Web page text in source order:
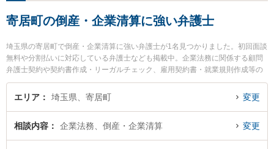
寄居町の倒産・企業清算に強い弁護士
埼玉県の寄居町で倒産・企業清算に強い弁護士が1名見つかりました。初回面談
無料や分割払いに対応している弁護士なども掲載中。企業法務に関係する顧問
弁護士契約や契約書作成・リーガルチェック、雇用契約書・就業規則作成等の
細かな分野での絞り込み検索もでき便利です。特にはなぞの法律事務所の門脇
清弁護士のプロフィール情報や弁護士費用、強みなどが注目されています。
検索したい』『初回相談無料で倒産・企業清算を法律相談できる寄居町内の弁
護士に相談予約したい』などでお困りの相談者さんにおすすめです。
エリア 埼玉県、寄居町 変更
相談内容 企業法務、倒産・企業清算 変更